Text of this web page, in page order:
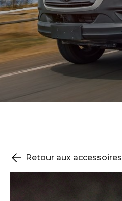
Retour aux accessoires